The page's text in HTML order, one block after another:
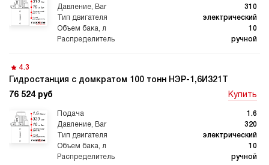
310
электрический
10
ручной
Гидростанция с домкратом 100 тонн НЭР-1,6И321Т
4.3
76 524 руб Купить
1.6
320
электрический
10
ручной